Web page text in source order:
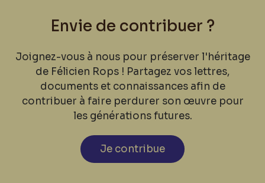
Envie de contribuer ?
Joignez-vous à nous pour préserver l'héritage
de Félicien Rops ! Partagez vos lettres,
documents et connaissances afin de
contribuer à faire perdurer son œuvre pour
les générations futures.
Je contribue